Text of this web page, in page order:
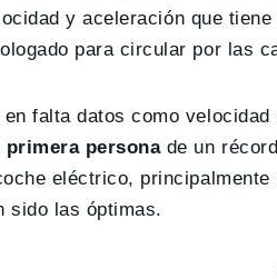
y aceleración que tiene
para circular por las
falta datos como
personade un
eléctrico,
sido las óptimas.